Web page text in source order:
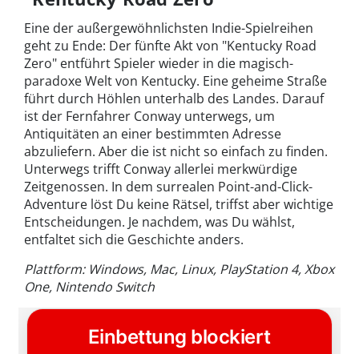
Eine der außergewöhnlichsten Indie-Spielreihen
geht zu Ende: Der fünfte Akt von "Kentucky Road
Zero" entführt Spieler wieder in die magisch-
paradoxe Welt von Kentucky. Eine geheime Straße
führt durch Höhlen unterhalb des Landes. Darauf
ist der Fernfahrer Conway unterwegs, um
Antiquitäten an einer bestimmten Adresse
abzuliefern. Aber die ist nicht so einfach zu finden.
Unterwegs trifft Conway allerlei merkwürdige
Zeitgenossen. In dem surrealen Point-and-Click-
Adventure löst Du keine Rätsel, triffst aber wichtige
Entscheidungen. Je nachdem, was Du wählst,
entfaltet sich die Geschichte anders.
Plattform: Windows, Mac, Linux, PlayStation 4, Xbox
One, Nintendo Switch